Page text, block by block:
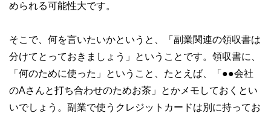
められる可能性大です。
そこで、何を言いたいかというと、「副業関連の領収書は
分けてとっておきましょう」ということです。領収書に、
「何のために使った」ということ、たとえば、「●●会社
のAさんと打ち合わせのためお茶」とかメモしておくとい
いでしょう。副業で使うクレジットカードは別に持ってお